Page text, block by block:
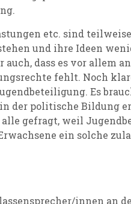
etc. sind
und ihre Ideen
dass es vor allem
fehlt. Noch
Es
der politische Bildung
gefragt, weil
ein solche
innen an